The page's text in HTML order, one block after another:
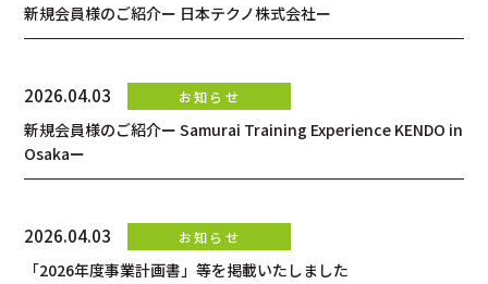
新規会員様のご紹介ー 日本テクノ株式会社ー
2026.04.03
新規会員様のご紹介ー Samurai Training Experience KENDO in
Osakaー
2026.04.03
「2026年度事業計画書」等を掲載いたしました